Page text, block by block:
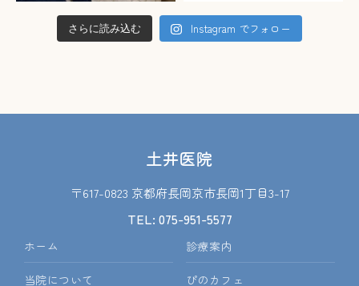
さらに読み込む Instagram でフォロー
土井医院
〒617-0823 京都府長岡京市長岡1丁目3-17
TEL: 075-951-5577
ホーム 診療案内
当院について ぴのカフェ